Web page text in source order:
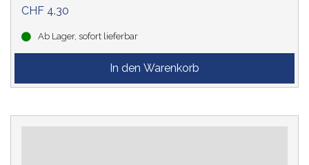
CHF 4.30
Ab Lager, sofort lieferbar